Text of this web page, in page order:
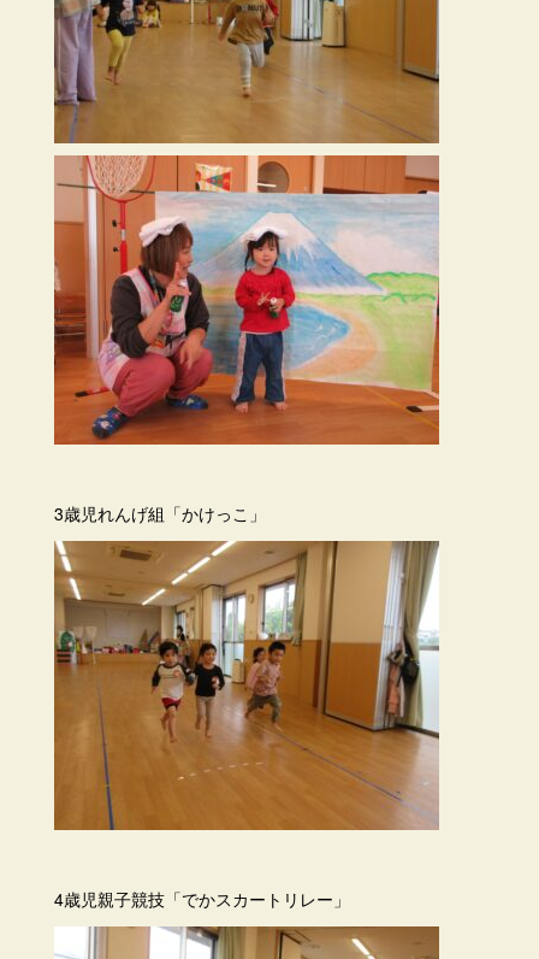
3歳児れんげ組「かけっこ」
4歳児親子競技「でかスカートリレー」